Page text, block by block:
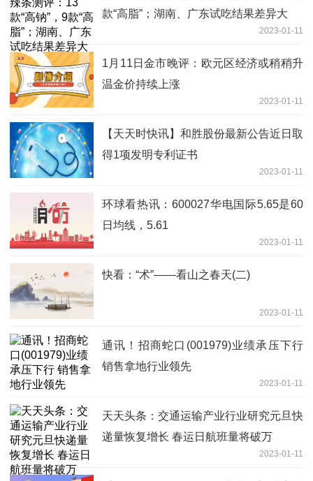
款“高脂”；湖南、广东试吃结果差异大
2023-01-11
1月11日金市晚评：欧元区经济或稍稍升
温金价持续上涨
2023-01-11
【天天时快讯】和胜股份最新公告近日取
得1项发明专利证书
2023-01-11
环球看热讯：600027华电国际5.65是60
日均线，5.61
2023-01-11
快看：“术”——看山之春天(二)
2023-01-11
通讯！招商蛇口(001979)业绩承压下行
销售拿地行业领先
2023-01-11
天天头条：交通运输产业行业研究元旦快
递量恢复增长 春运日航班量将破万
2023-01-11